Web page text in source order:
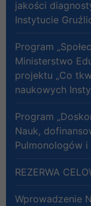
jakości
Instytucie
Program
Ministerstwo
projektu „Co
naukowych
Program
Nauk,
Pulmonologów
REZERWA
Wprowadzenie